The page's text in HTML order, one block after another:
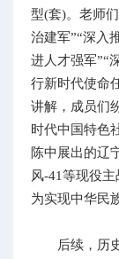
型(套)。老师
治建军”“深入
进人才强军”“
行新时代使命
讲解，成员们
时代中国特色
陈中展出的辽
风-41等现役
为实现中华民
后续，历